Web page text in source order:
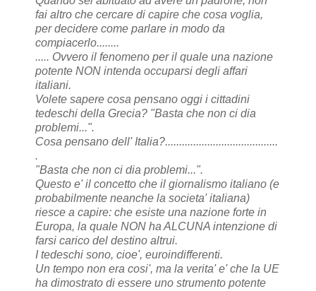
fai altro che cercare di capire che cosa voglia,
per decidere come parlare in modo da
compiacerlo........
..... Ovvero il fenomeno per il quale una nazione
potente NON intenda occuparsi degli affari
italiani.
Volete sapere cosa pensano oggi i cittadini
tedeschi della Grecia? "Basta che non ci dia
problemi...".
Cosa pensano dell' Italia?........................................
.
"Basta che non ci dia problemi...".
Questo e' il concetto che il giornalismo italiano (e
probabilmente neanche la societa' italiana)
riesce a capire: che esiste una nazione forte in
Europa, la quale NON ha ALCUNA intenzione di
farsi carico del destino altrui.
I tedeschi sono, cioe', euroindifferenti.
Un tempo non era cosi', ma la verita' e' che la UE
ha dimostrato di essere uno strumento potente